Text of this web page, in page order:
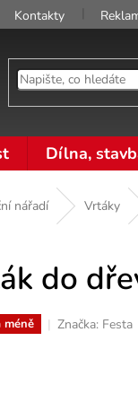
Kontakty
Dílna,
nářadí Vrtáky
do
méně Značka: Festa